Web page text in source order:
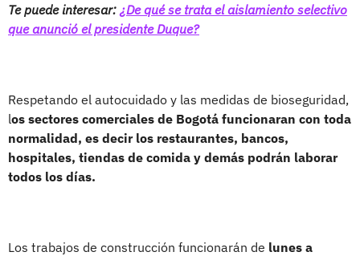
Te puede interesar: ¿De qué se trata el aislamiento selectivo
que anunció el presidente Duque?
Respetando el autocuidado y las medidas de bioseguridad,
los sectores comerciales de Bogotá funcionaran con toda
normalidad, es decir los restaurantes, bancos,
hospitales, tiendas de comida y demás podrán laborar
todos los días.
Los trabajos de construcción funcionarán de lunes a